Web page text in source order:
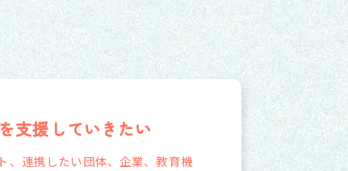
支援していきたい
、連携したい団体、 企業、教育機